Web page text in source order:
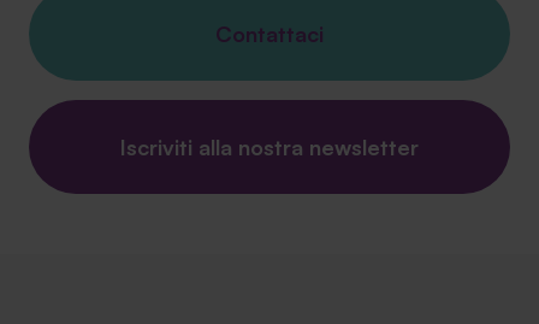
Contattaci
Iscriviti alla nostra newsletter